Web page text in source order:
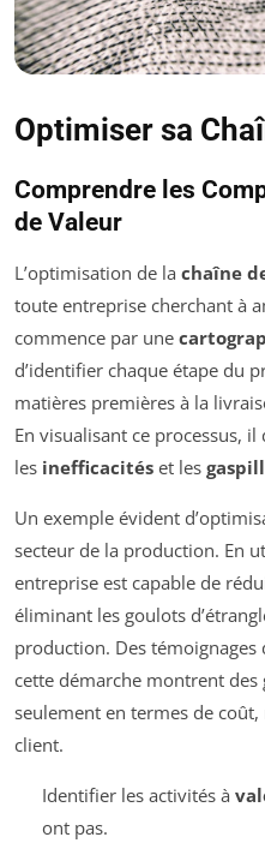
Optimiser sa
Comprendre les
de Valeur
L’optimisation de la chaîne
toute entreprise cherchant à
commence par une
d’identifier chaque étape du
matières premières à la
En visualisant ce processus,
les inefficacités et les
Un exemple évident
secteur de la production. En
entreprise est capable de
éliminant les goulots
production. Des témoignages
cette démarche montrent des
seulement en termes de
client.
Identifier les activités à
ont pas.